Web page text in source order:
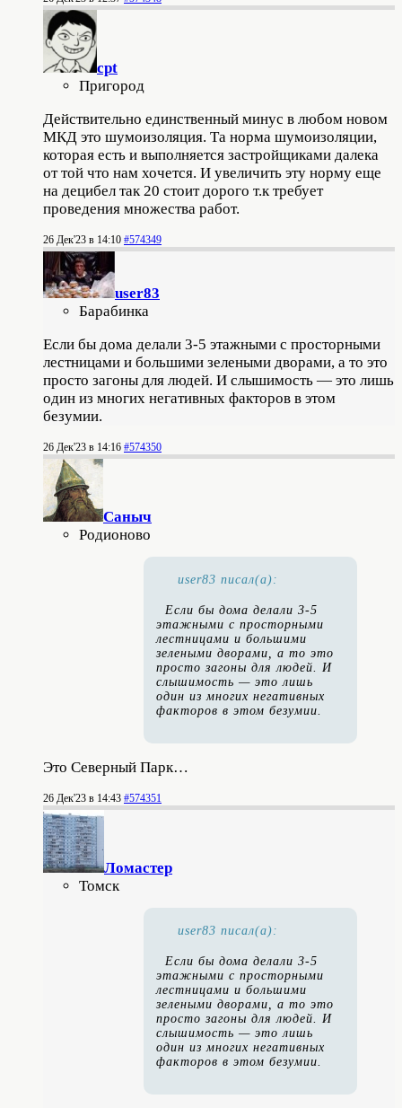
cpt
Пригород
Действительно единственный минус в любом новом
МКД это шумоизоляция. Та норма шумоизоляции,
которая есть и выполняется застройщиками далека
от той что нам хочется. И увеличить эту норму еще
на децибел так 20 стоит дорого т.к требует
проведения множества работ.
26 Дек'23 в 14:10 #574349
user83
Барабинка
Если бы дома делали 3-5 этажными с просторными
лестницами и большими зелеными дворами, а то это
просто загоны для людей. И слышимость — это лишь
один из многих негативных факторов в этом
безумии.
26 Дек'23 в 14:16 #574350
Саныч
Родионово
user83 писал(а):
Если бы дома делали 3-5
этажными с просторными
лестницами и большими
зелеными дворами, а то это
просто загоны для людей. И
слышимость — это лишь
один из многих негативных
факторов в этом безумии.
Это Северный Парк…
26 Дек'23 в 14:43 #574351
Ломастер
Томск
user83 писал(а):
Если бы дома делали 3-5
этажными с просторными
лестницами и большими
зелеными дворами, а то это
просто загоны для людей. И
слышимость — это лишь
один из многих негативных
факторов в этом безумии.